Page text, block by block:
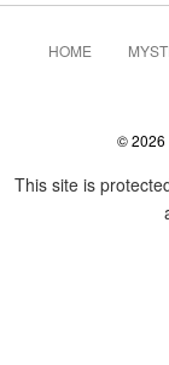
HOME
© 2026
This site is